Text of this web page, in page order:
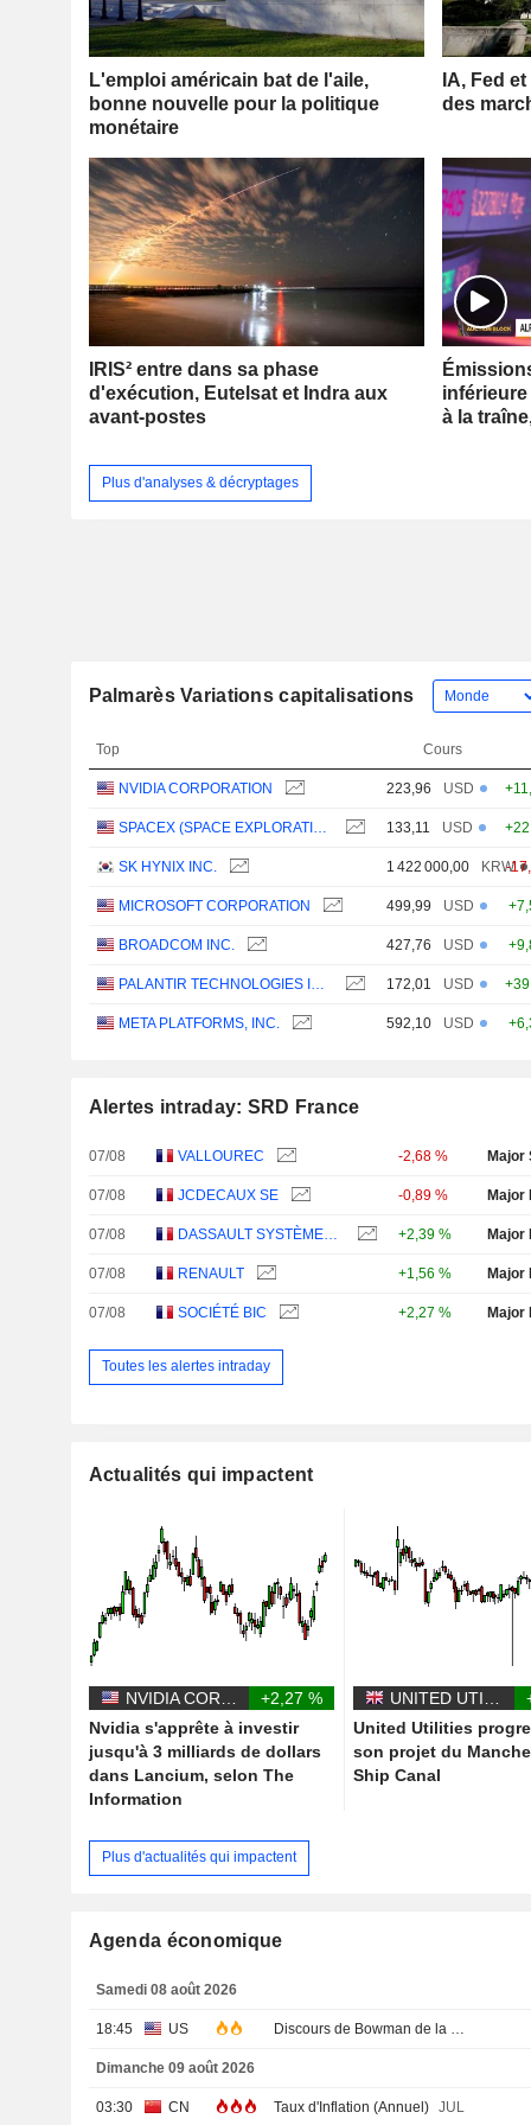
L'emploi américain bat de l'aile,
bonne nouvelle pour la politique
monétaire
IA, Fed
des
IRIS² entre dans sa phase
d'exécution, Eutelsat et Indra aux
avant-postes
à la
Plus d'analyses & décryptages
Palmarès Variations capitalisations
Top Cours
NVIDIA CORPORATION 223,96 USD
133,11 USD
SK HYNIX INC. 1 422 000,00 KRW
-
MICROSOFT CORPORATION 499,99 USD
BROADCOM INC. 427,76 USD
172,01 USD
META PLATFORMS, INC. 592,10 USD
Alertes intraday: SRD France
07/08 VALLOUREC -2,68 % Major
07/08 JCDECAUX SE -0,89 % Major
07/08 +2,39 % Major
07/08 RENAULT +1,56 % Major
07/08 SOCIÉTÉ BIC +2,27 % Major
Toutes les alertes intraday
Actualités qui impactent
+2,27 %
Nvidia s'apprête à investir
jusqu'à 3 milliards de dollars
dans Lancium, selon The
Information
United Utilities
son projet du
Ship Canal
Plus d'actualités qui impactent
Agenda économique
Samedi 08 août 2026
18:45 US Discours de Bowman de la Fed
Dimanche 09 août 2026
03:30 CN Taux d'Inflation (Annuel) JUL